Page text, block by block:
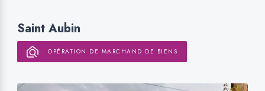
Saint Aubin
OPÉRATION DE MARCHAND DE BIENS